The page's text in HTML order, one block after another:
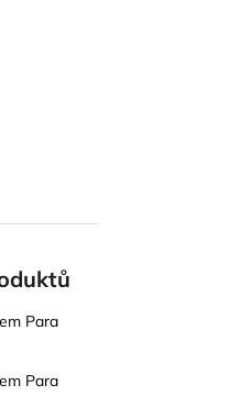
Para
Para